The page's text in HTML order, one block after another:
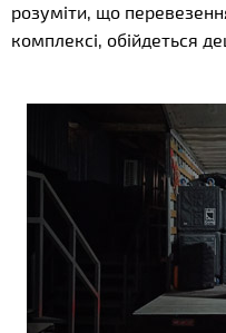
розуміти, що
комплексі, обійдеться